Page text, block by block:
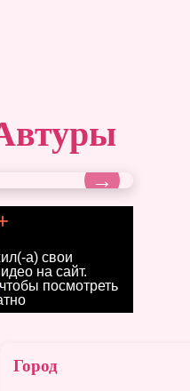
→
а) свои
на сайт.
посмотреть
Город